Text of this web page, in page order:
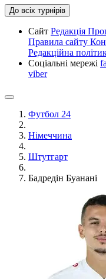
До всіх турнірів
Сайт Редакція
Правила сайту
Редакційна
Соціальні мережі
viber
Футбол 24
Німеччина
Штутгарт
Бадредін Буанані